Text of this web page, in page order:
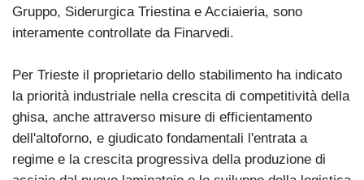
Gruppo, Siderurgica Triestina e Acciaieria, sono
interamente controllate da Finarvedi.
Per Trieste il proprietario dello stabilimento ha indicato
la priorità industriale nella crescita di competitività della
ghisa, anche attraverso misure di efficientamento
dell'altoforno, e giudicato fondamentali l'entrata a
regime e la crescita progressiva della produzione di